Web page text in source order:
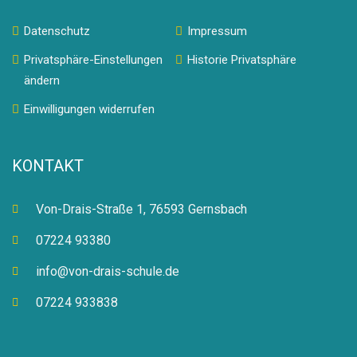
Datenschutz
Impressum
Privatsphäre-Einstellungen
ändern
Historie Privatsphäre
Einwilligungen widerrufen
KONTAKT
Von-Drais-Straße 1, 76593 Gernsbach
07224 93380
info@von-drais-schule.de
07224 933838